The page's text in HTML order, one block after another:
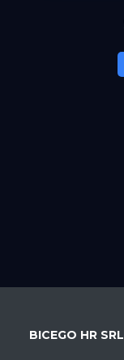
BICEGO HR SRL